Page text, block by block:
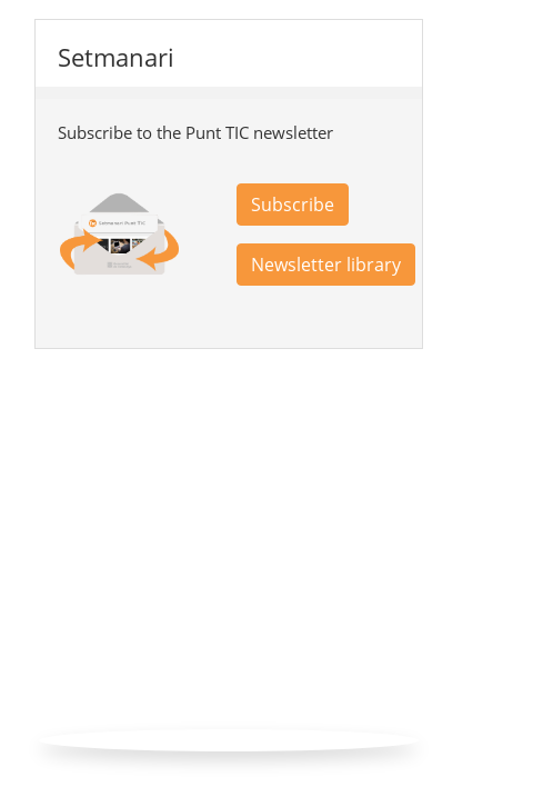
Setmanari
Subscribe to the Punt TIC newsletter
Subscribe
Newsletter library